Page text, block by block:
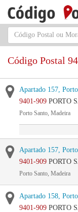
Código Postal
Apartado 157,
9401-909 PORTO
Porto Santo, Madeira
Apartado 157,
9401-909 PORTO
Porto Santo, Madeira
Apartado 158,
9401-909 PORTO